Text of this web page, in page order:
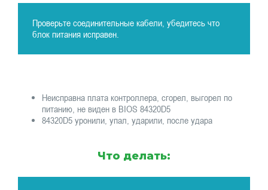
Проверьте соединительные кабели, убедитесь что
блок питания исправен.
Неисправна плата контроллера, сгорел, выгорел по
питанию, не виден в BIOS 84320D5
84320D5 уронили, упал, ударили, после удара
Что делать: